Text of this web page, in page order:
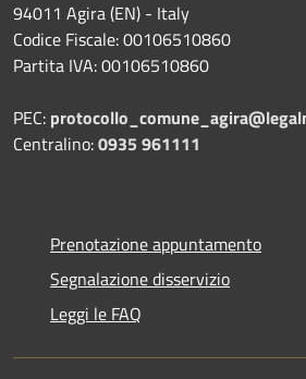
94011 Agira (EN) - Italy
Codice Fiscale: 00106510860
Partita IVA: 00106510860
PEC:
Centralino:0935 961111
Prenotazione appuntamento
Segnalazione disservizio
Leggi le FAQ